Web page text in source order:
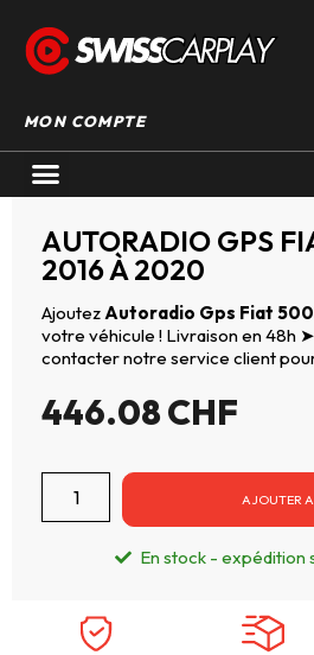
MON COMPTE
AUTORADIO GPS
2016 À 2020
Ajoutez Autoradio Gps Fiat
votre véhicule ! Livraison en 48h
contacter notre service client
446.08CHF
AJOUTER
En stock - expédition